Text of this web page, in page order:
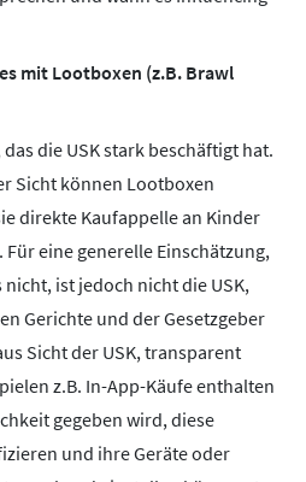
mit Lootboxen (z.B. Brawl
die USK stark beschäftigt hat.
Sicht können Lootboxen
direkte Kaufappelle an Kinder
eine generelle Einschätzung,
ist jedoch nicht die USK,
Gerichte und der Gesetzgeber
Sicht der USK, transparent
z.B. In-App-Käufe enthalten
gegeben wird, diese
und ihre Geräte oder